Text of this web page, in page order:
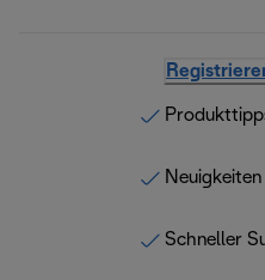
Schneller